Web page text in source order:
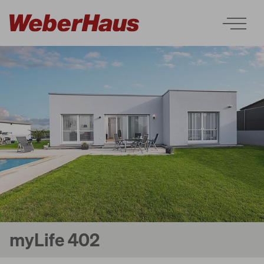
myLife 402
Maisons
Construction
Découvrir
Services